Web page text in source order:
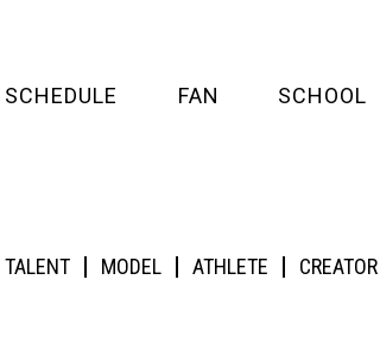
SCHEDULE FAN
MEDIA
SCHOOL
TALENT MODEL ATHLETE CREATOR